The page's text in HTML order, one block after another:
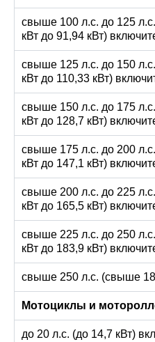
свыше 100 л.с. до 125
кВт до 91,94 кВт)
свыше 125 л.с. до 150
кВт до 110,33 кВт)
свыше 150 л.с. до 175
кВт до 128,7 кВт)
свыше 175 л.с. до 200
кВт до 147,1 кВт)
свыше 200 л.с. до 225
кВт до 165,5 кВт)
свыше 225 л.с. до 250
кВт до 183,9 кВт)
свыше 250 л.с. (свыше
Мотоциклы и
до 20 л.с. (до 14,7 кВт)